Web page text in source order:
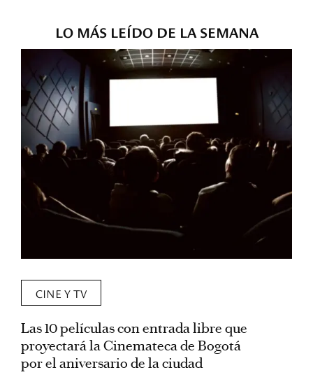
LO MÁS LEÍDO DE LA SEMANA
CINE Y TV
Las 10 películas con entrada libre que
proyectará la Cinemateca de Bogotá
por el aniversario de la ciudad